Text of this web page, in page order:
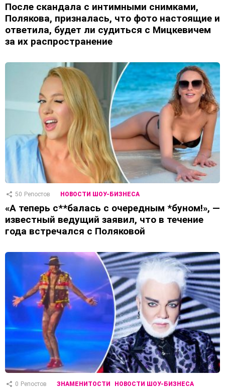
После скандала с интимными снимками,
Полякова, призналась, что фото настоящие и
ответила, будет ли судиться с Мицкевичем
за их распространение
50 Репостов НОВОСТИ ШОУ-БИЗНЕСА
«А теперь с**балась с очередным *буном!», —
известный ведущий заявил, что в течение
года встречался с Поляковой
0 Репостов ЗНАМЕНИТОСТИ НОВОСТИ ШОУ-БИЗНЕСА